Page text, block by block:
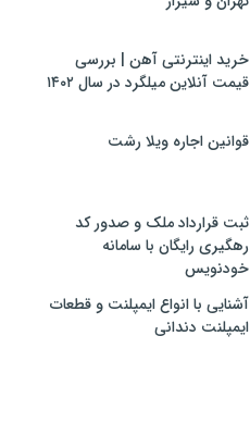
خرید اینترنتی آهن | بررسی
قیمت آنلاین میلگرد در سال ۱۴۰۲
قوانین اجاره ویلا رشت
ثبت قرارداد ملک و صدور کد
رهگیری رایگان با سامانه
خودنویس
آشنایی با انواع ایمپلنت و قطعات
ایمپلنت دندانی